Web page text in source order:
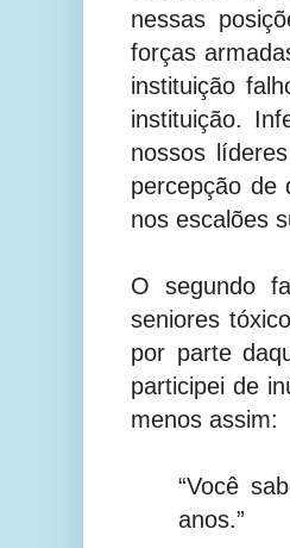
nessas
forças
instituição
instituição.
nossos
percepção de
nos escalões
O segundo
seniores
por parte
participei de
menos assim:
“Você
anos.”